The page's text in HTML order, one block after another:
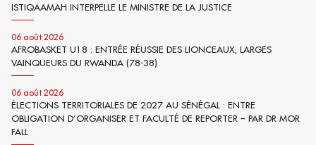
ISTIQAAMAH INTERPELLE LE MINISTRE DE LA JUSTICE
06 août 2026
AFROBASKET U18 : ENTRÉE RÉUSSIE DES LIONCEAUX, LARGES
VAINQUEURS DU RWANDA (78-38)
06 août 2026
ÉLECTIONS TERRITORIALES DE 2027 AU SÉNÉGAL : ENTRE
OBLIGATION D’ORGANISER ET FACULTÉ DE REPORTER – PAR DR MOR
FALL